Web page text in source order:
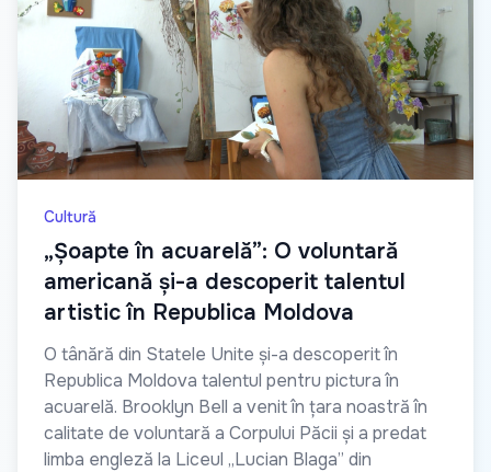
Cultură
„Șoapte în acuarelă”: O voluntară
americană și-a descoperit talentul
artistic în Republica Moldova
O tânără din Statele Unite și-a descoperit în
Republica Moldova talentul pentru pictura în
acuarelă. Brooklyn Bell a venit în țara noastră în
calitate de voluntară a Corpului Păcii și a predat
limba engleză la Liceul „Lucian Blaga” din